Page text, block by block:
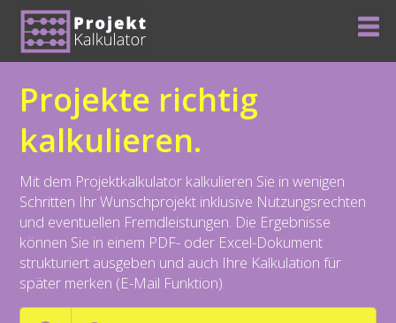
Projekte richtig
kalkulieren.
Mit dem Projektkalkulator kalkulieren Sie in wenigen
Schritten Ihr Wunschprojekt inklusive Nutzungsrechten
und eventuellen Fremdleistungen. Die Ergebnisse
können Sie in einem PDF- oder Excel-Dokument
strukturiert ausgeben und auch Ihre Kalkulation für
später merken (E-Mail Funktion).